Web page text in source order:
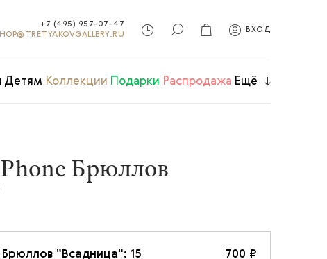
+7 (495) 957-07-47
ВХОД
Детям Коллекции Подарки Распродажа Ещё
Брюллов
"Всадница": 15 700 ₽